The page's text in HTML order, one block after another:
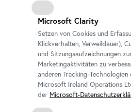
Microsoft Clarity
Setzen von Cookies und
Klickverhalten, Verweildauer),
und Sitzungsaufzeichnungen
Marketingaktivitäten zu
anderen Tracking-
Microsoft Ireland Operations
der Microsoft-